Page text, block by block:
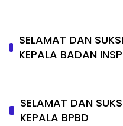
SELAMAT DAN
KEPALA BADAN
SELAMAT DAN
KEPALA BPBD